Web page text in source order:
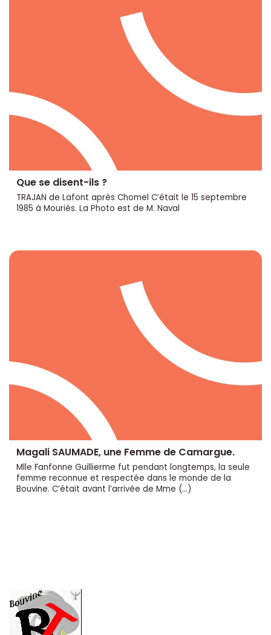
Que se disent-ils ?
TRAJAN de Lafont après Chomel C’était le 15 septembre
1985 à Mouriés. La Photo est de M. Naval
Magali SAUMADE, une Femme de Camargue.
Mlle Fanfonne Guillierme fut pendant longtemps, la seule
femme reconnue et respectée dans le monde de la
Bouvine. C’était avant l’arrivée de Mme (…)